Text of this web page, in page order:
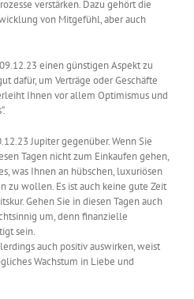
verstärken. Dazu gehört die
von Mitgefühl, aber auch
einen günstigen Aspekt zu
dafür, um Verträge oder Geschäfte
Ihnen vor allem Optimismus und
Jupiter gegenüber. Wenn Sie
Tagen nicht zum Einkaufen gehen,
was Ihnen an hübschen, luxuriösen
zu wollen. Es ist auch keine gute Zeit
Gehen Sie in diesen Tagen auch
um, denn finanzielle
sein.
auch positiv auswirken, weist
Wachstum in Liebe und